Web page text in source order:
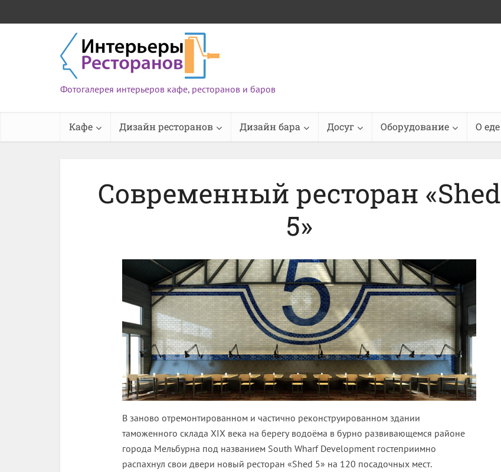
Фотогалерея интерьеров кафе, ресторанов и баров
Кафе Дизайн ресторанов Дизайн бара Досуг Оборудование О еде
Современный ресторан «Shed
5»
В заново отремонтированном и частично реконструированном здании
таможенного склада XIX века на берегу водоёма в бурно развивающемся районе
города Мельбурна под названием South Wharf Development гостеприимно
распахнул свои двери новый ресторан «Shed 5» на 120 посадочных мест.